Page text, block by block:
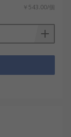
￥543.00/個